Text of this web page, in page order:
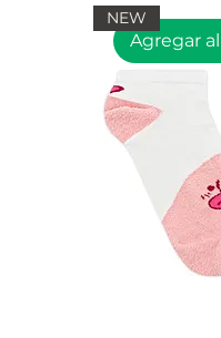
Agregar
NEW